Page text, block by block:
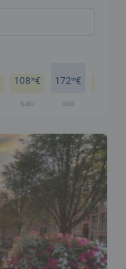
10899€
sau
17299€
vas